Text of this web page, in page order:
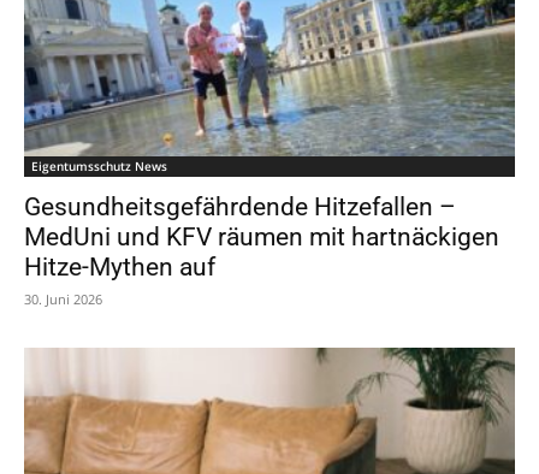
Eigentumsschutz News
Gesundheitsgefährdende Hitzefallen –
MedUni und KFV räumen mit hartnäckigen
Hitze-Mythen auf
30. Juni 2026